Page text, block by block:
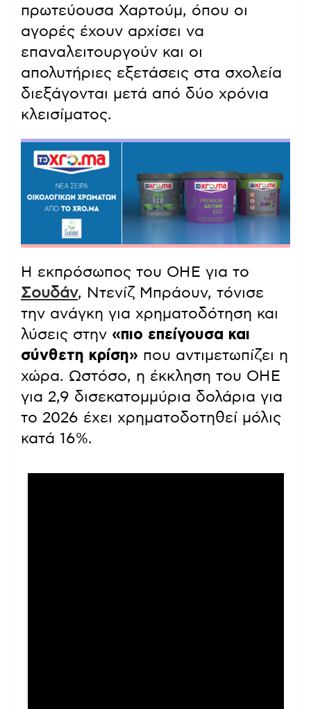
πρωτεύουσα Χαρτούμ, όπου οι
αγορές έχουν αρχίσει να
επαναλειτουργούν και οι
απολυτήριες εξετάσεις στα σχολεία
διεξάγονται μετά από δύο χρόνια
κλεισίματος.
Η εκπρόσωπος του ΟΗΕ για το
Σουδάν, Ντενίζ Μπράουν, τόνισε
την ανάγκη για χρηματοδότηση και
λύσεις στην «πιο επείγουσα και
σύνθετη κρίση» που αντιμετωπίζει η
χώρα. Ωστόσο, η έκκληση του ΟΗΕ
για 2,9 δισεκατομμύρια δολάρια για
το 2026 έχει χρηματοδοτηθεί μόλις
κατά 16%.